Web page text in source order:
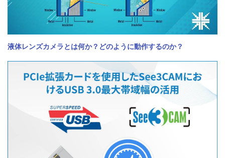
液体レンズカメラとは何か？どのように動作するのか？